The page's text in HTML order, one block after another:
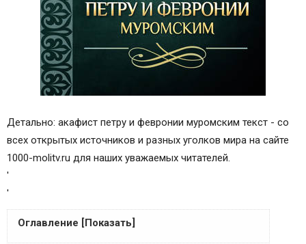
Детально: акафист петру и февронии муромским текст - со
всех открытых источников и разных уголков мира на сайте
1000-molitv.ru для наших уважаемых читателей.
'
'
Оглавление [Показать]